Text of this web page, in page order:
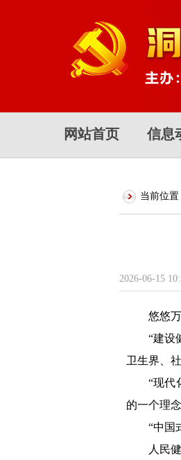
网站首页 信息
当前位置
2026-06-15
悠悠
“建设
卫生界、
“现代
的一个理
“中国
人民